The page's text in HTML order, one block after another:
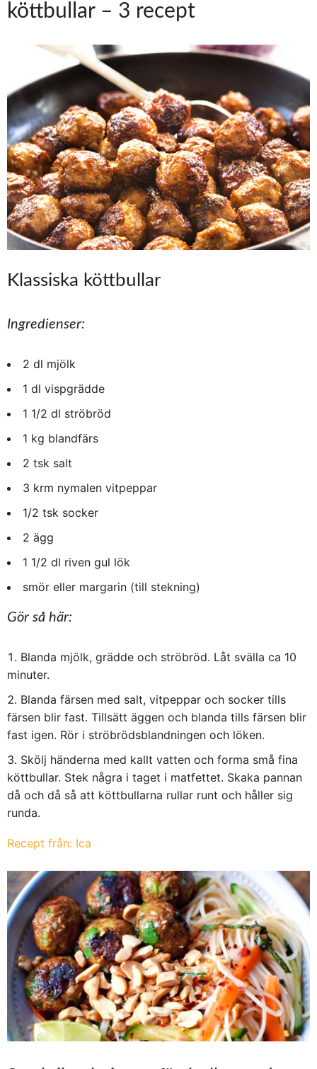
köttbullar – 3 recept
Klassiska köttbullar
Ingredienser:
2 dl mjölk
1 dl vispgrädde
1 1/2 dl ströbröd
1 kg blandfärs
2 tsk salt
3 krm nymalen vitpeppar
1/2 tsk socker
2 ägg
1 1/2 dl riven gul lök
smör eller margarin (till stekning)
Gör så här:
Blanda mjölk, grädde och ströbröd. Låt svälla ca 10
minuter.
Blanda färsen med salt, vitpeppar och socker tills
färsen blir fast. Tillsätt äggen och blanda tills färsen blir
fast igen. Rör i ströbrödsblandningen och löken.
Skölj händerna med kallt vatten och forma små fina
köttbullar. Stek några i taget i matfettet. Skaka pannan
då och då så att köttbullarna rullar runt och håller sig
runda.
Recept från: Ica